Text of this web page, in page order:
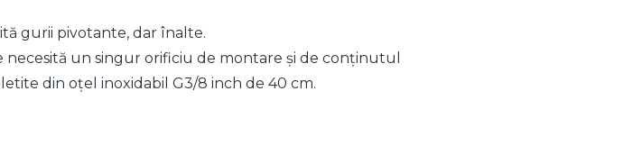
gurii pivotante, dar înalte.
necesită un singur orificiu de montare și de conținutul
din oțel inoxidabil G3/8 inch de 40 cm.